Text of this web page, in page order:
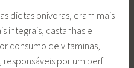
dietas onívoras, eram mais
integrais, castanhas e
consumo de vitaminas,
por um perfil